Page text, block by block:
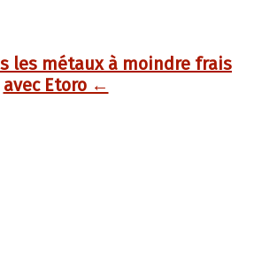
les métaux à moindre frais
avec Etoro ←